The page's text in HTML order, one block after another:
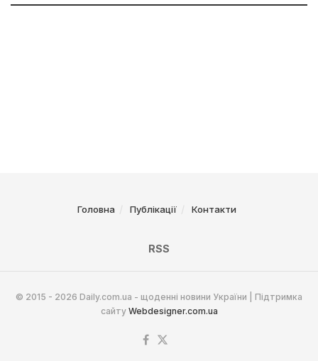
Головна Публікації Контакти
RSS
© 2015 - 2026 Daily.com.ua - щоденні новини України | Підтримка
сайту Webdesigner.com.ua